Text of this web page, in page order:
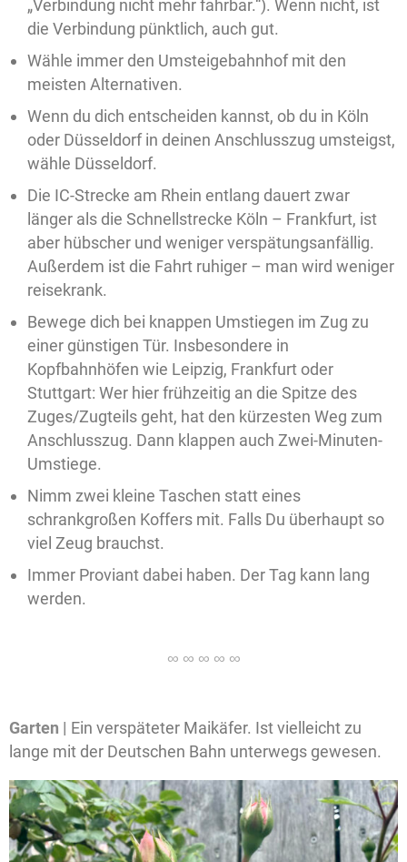
„Verbindung nicht mehr fahrbar.“). Wenn nicht, ist
die Verbindung pünktlich, auch gut.
Wähle immer den Umsteigebahnhof mit den
meisten Alternativen.
Wenn du dich entscheiden kannst, ob du in Köln
oder Düsseldorf in deinen Anschlusszug umsteigst,
wähle Düsseldorf.
Die IC-Strecke am Rhein entlang dauert zwar
länger als die Schnellstrecke Köln – Frankfurt, ist
aber hübscher und weniger verspätungsanfällig.
Außerdem ist die Fahrt ruhiger – man wird weniger
reisekrank.
Bewege dich bei knappen Umstiegen im Zug zu
einer günstigen Tür. Insbesondere in
Kopfbahnhöfen wie Leipzig, Frankfurt oder
Stuttgart: Wer hier frühzeitig an die Spitze des
Zuges/Zugteils geht, hat den kürzesten Weg zum
Anschlusszug. Dann klappen auch Zwei-Minuten-
Umstiege.
Nimm zwei kleine Taschen statt eines
schrankgroßen Koffers mit. Falls Du überhaupt so
viel Zeug brauchst.
Immer Proviant dabei haben. Der Tag kann lang
werden.
Garten | Ein verspäteter Maikäfer. Ist vielleicht zu
lange mit der Deutschen Bahn unterwegs gewesen.